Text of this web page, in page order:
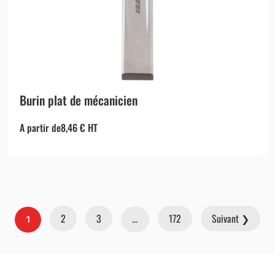
Burin plat de mécanicien
A partir de8,46€ HT
1 2 3 … 172 Suivant ❯